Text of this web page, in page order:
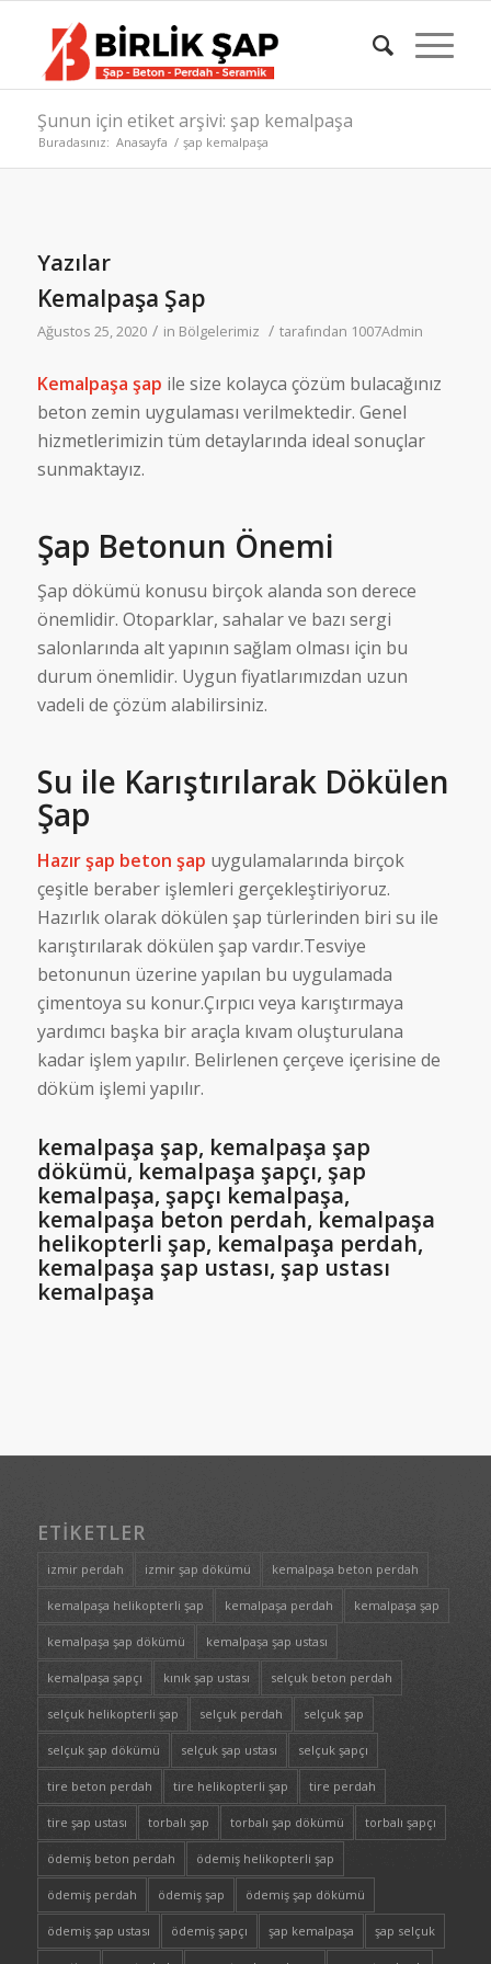
Şunun için etiket arşivi: şap kemalpaşa
Buradasınız: Anasayfa / şap kemalpaşa
Yazılar
Kemalpaşa Şap
Ağustos 25, 2020 / in Bölgelerimiz / tarafından 1007Admin
Kemalpaşa şap ile size kolayca çözüm bulacağınız
beton zemin uygulaması verilmektedir. Genel
hizmetlerimizin tüm detaylarında ideal sonuçlar
sunmaktayız.
Şap Betonun Önemi
Şap dökümü konusu birçok alanda son derece
önemlidir. Otoparklar, sahalar ve bazı sergi
salonlarında alt yapının sağlam olması için bu
durum önemlidir. Uygun fiyatlarımızdan uzun
vadeli de çözüm alabilirsiniz.
Su ile Karıştırılarak Dökülen
Şap
Hazır şap beton şap uygulamalarında birçok
çeşitle beraber işlemleri gerçekleştiriyoruz.
Hazırlık olarak dökülen şap türlerinden biri su ile
karıştırılarak dökülen şap vardır.Tesviye
betonunun üzerine yapılan bu uygulamada
çimentoya su konur.Çırpıcı veya karıştırmaya
yardımcı başka bir araçla kıvam oluşturulana
kadar işlem yapılır. Belirlenen çerçeve içerisine de
döküm işlemi yapılır.
kemalpaşa şap, kemalpaşa şap
dökümü, kemalpaşa şapçı, şap
kemalpaşa, şapçı kemalpaşa,
kemalpaşa beton perdah, kemalpaşa
helikopterli şap, kemalpaşa perdah,
kemalpaşa şap ustası, şap ustası
kemalpaşa
ETIKETLER
izmir perdah izmir şap dökümü kemalpaşa beton perdah
kemalpaşa helikopterli şap kemalpaşa perdah kemalpaşa şap
kemalpaşa şap dökümü kemalpaşa şap ustası
kemalpaşa şapçı kınık şap ustası selçuk beton perdah
selçuk helikopterli şap selçuk perdah selçuk şap
selçuk şap dökümü selçuk şap ustası selçuk şapçı
tire beton perdah tire helikopterli şap tire perdah
tire şap ustası torbalı şap torbalı şap dökümü torbalı şapçı
ödemiş beton perdah ödemiş helikopterli şap
ödemiş perdah ödemiş şap ödemiş şap dökümü
ödemiş şap ustası ödemiş şapçı şap kemalpaşa şap selçuk